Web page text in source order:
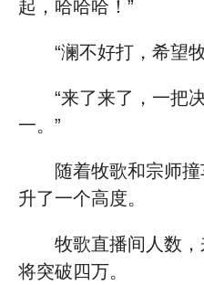
起，哈哈哈！”
“澜不好打，希望
“来了来了，一把
一。”
随着牧歌和宗师
升了一个高度。
牧歌直播间人数
将突破四万。